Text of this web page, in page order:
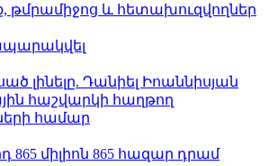
թմրամիջոց և հետախուզվողներ
լինելը. Դանիել Իոաննիսյան
հաշվարկի հաղթող
համար
865 միլիոն 865 հազար դրամ